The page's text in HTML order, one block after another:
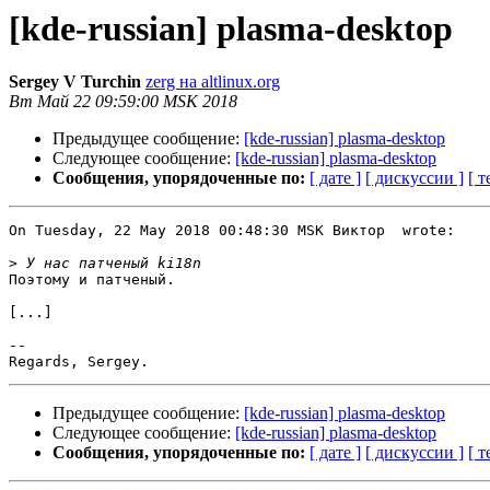
[kde-russian] plasma-desktop
Sergey V Turchin zerg на altlinux.org
Вт Май 22 09:59:00 MSK 2018
Предыдущее сообщение: [kde-russian] plasma-desktop
Следующее сообщение: [kde-russian] plasma-desktop
Сообщения, упорядоченные по: [ дате ] [ дискуссии ] [
On Tuesday, 22 May 2018 00:48:30 MSK Виктор  wrote:
>
Поэтому и патченый.
[...]
--
Предыдущее сообщение: [kde-russian] plasma-desktop
Следующее сообщение: [kde-russian] plasma-desktop
Сообщения, упорядоченные по: [ дате ] [ дискуссии ] [